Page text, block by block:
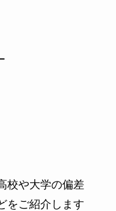
校や大学の偏差
をご紹介します